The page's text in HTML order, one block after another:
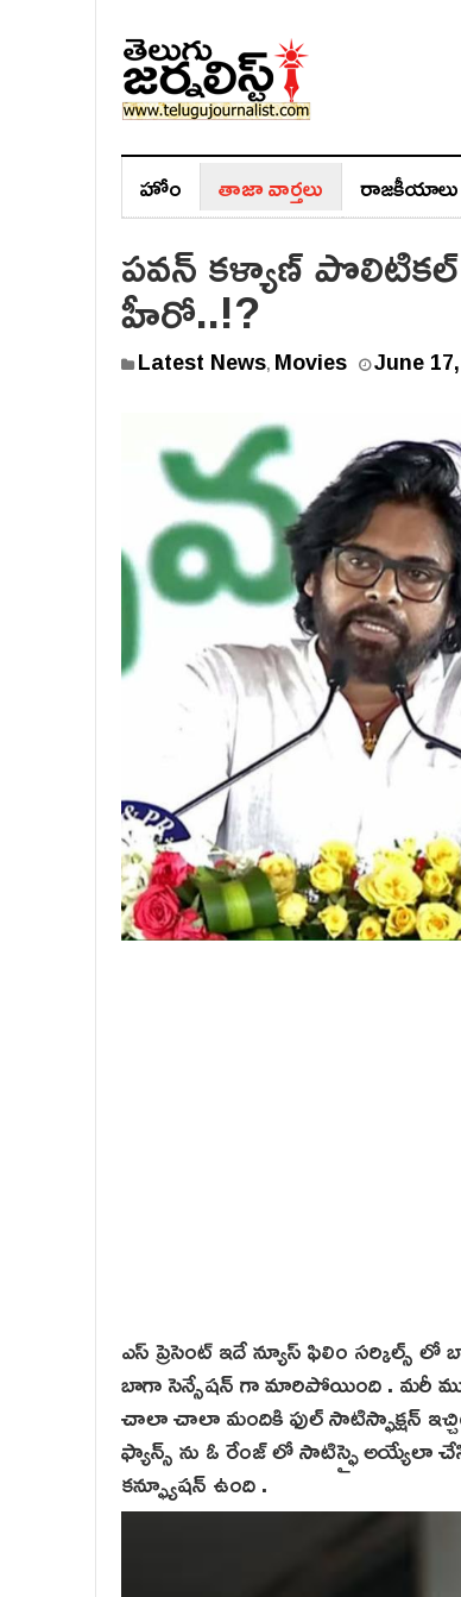
హోం తాజా వార్తలు రాజ‌కీయాలు
పవన్ కళ్యాణ్ పొలిటికల్
హీరో..!?
Latest News, Movies June
ఎస్ ప్రెసెంట్ ఇదే న్యూస్ ఫిలిం సర్కిల్స్
బాగా సెన్సేషన్ గా మారిపోయింది . మరీ
చాలా చాలా మందికి ఫుల్ సాటిస్ఫాక్షన్
ఫ్యాన్స్ ను ఓ రేంజ్ లో సాటిస్ఫై అయ్యేలా
కన్ఫ్యూషన్ ఉంది .